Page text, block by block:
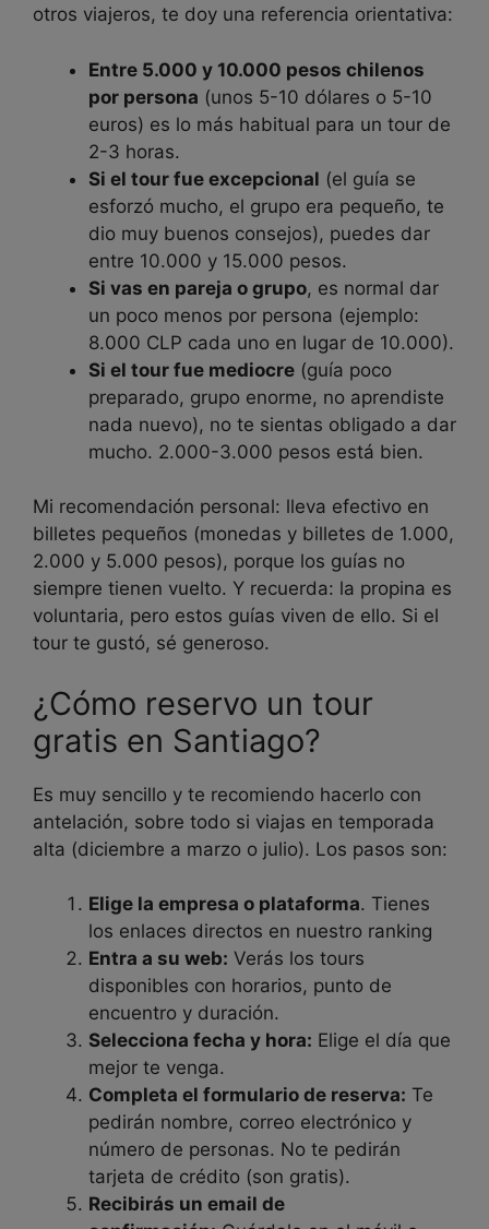
otros viajeros, te doy una referencia orientativa:
Entre 5.000 y 10.000 pesos chilenos
por persona (unos 5-10 dólares o 5-10
euros) es lo más habitual para un tour de
2-3 horas.
Si el tour fue excepcional (el guía se
esforzó mucho, el grupo era pequeño, te
dio muy buenos consejos), puedes dar
entre 10.000 y 15.000 pesos.
Si vas en pareja o grupo, es normal dar
un poco menos por persona (ejemplo:
8.000 CLP cada uno en lugar de 10.000).
Si el tour fue mediocre (guía poco
preparado, grupo enorme, no aprendiste
nada nuevo), no te sientas obligado a dar
mucho. 2.000-3.000 pesos está bien.
Mi recomendación personal: lleva efectivo en
billetes pequeños (monedas y billetes de 1.000,
2.000 y 5.000 pesos), porque los guías no
siempre tienen vuelto. Y recuerda: la propina es
voluntaria, pero estos guías viven de ello. Si el
tour te gustó, sé generoso.
¿Cómo reservo un tour
gratis en Santiago?
Es muy sencillo y te recomiendo hacerlo con
antelación, sobre todo si viajas en temporada
alta (diciembre a marzo o julio). Los pasos son:
Elige la empresa o plataforma. Tienes
los enlaces directos en nuestro ranking
Entra a su web: Verás los tours
disponibles con horarios, punto de
encuentro y duración.
Selecciona fecha y hora: Elige el día que
mejor te venga.
Completa el formulario de reserva: Te
pedirán nombre, correo electrónico y
número de personas. No te pedirán
tarjeta de crédito (son gratis).
Recibirás un email de